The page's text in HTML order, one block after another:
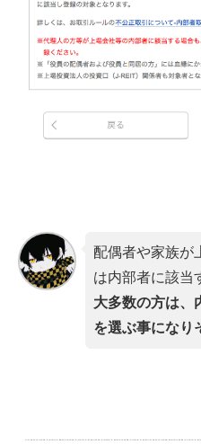
配偶者や家族が
は内部者に該当
大多数の方は、
を選ぶ事になり